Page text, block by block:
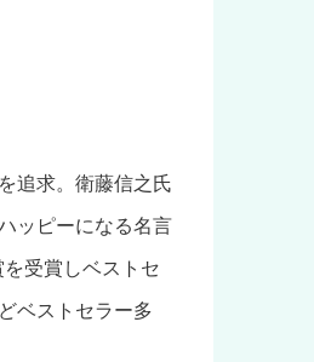
追求。衛藤信之氏
ッピーになる名言
受賞しベストセ
ベストセラー多